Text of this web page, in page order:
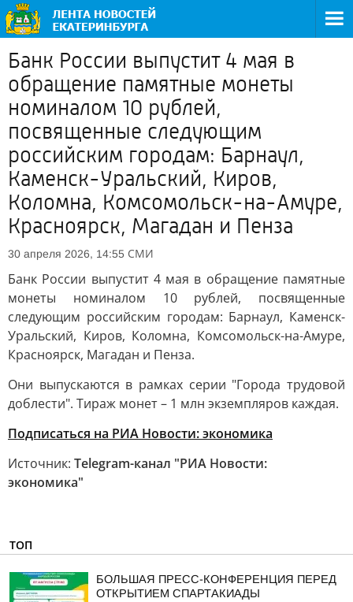
Банк России выпустит 4 мая в
обращение памятные монеты
номиналом 10 рублей,
посвященные следующим
российским городам: Барнаул,
Каменск-Уральский, Киров,
Коломна, Комсомольск-на-Амуре,
Красноярск, Магадан и Пенза
30 апреля 2026, 14:55 СМИ
Банк России выпустит 4 мая в обращение памятные
монеты номиналом 10 рублей, посвященные
следующим российским городам: Барнаул, Каменск-
Уральский, Киров, Коломна, Комсомольск-на-Амуре,
Красноярск, Магадан и Пенза.
Они выпускаются в рамках серии "Города трудовой
доблести". Тираж монет – 1 млн экземпляров каждая.
Подписаться на РИА Новости: экономика
Источник: Telegram-канал "РИА Новости:
экономика"
ТОП
БОЛЬШАЯ ПРЕСС-КОНФЕРЕНЦИЯ ПЕРЕД
ОТКРЫТИЕМ СПАРТАКИАДЫ